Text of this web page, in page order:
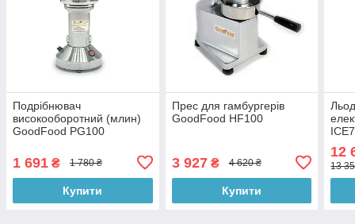
Подрібнювач
високооборотний (млин)
GoodFood PG100
1 691 ₴ 1 780 ₴
Купити
Прес для гамбургерів
GoodFood HF100
3 927₴ 4 620 ₴
Купити
12
13